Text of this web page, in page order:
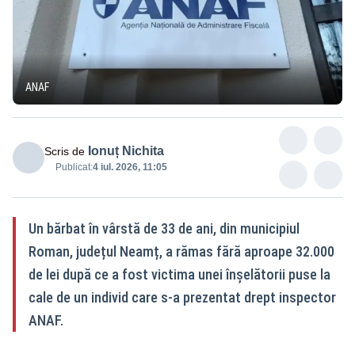
ANAF
Scris de Ionuț Nichita
Publicat:4 iul. 2026, 11:05
Un bărbat în vârstă de 33 de ani, din municipiul
Roman, județul Neamț, a rămas fără aproape 32.000
de lei după ce a fost victima unei înșelătorii puse la
cale de un individ care s-a prezentat drept inspector
ANAF.